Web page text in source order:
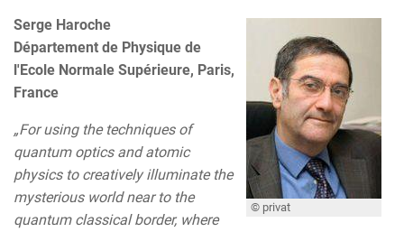
© privat
Serge Haroche
Département de Physique de
l'Ecole Normale Supérieure, Paris,
France
„For using the techniques of
quantum optics and atomic
physics to creatively illuminate the
mysterious world near to the
quantum classical border, where